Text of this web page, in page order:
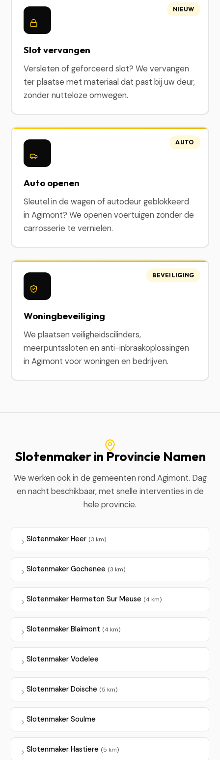
Slot vervangen
Versleten of geforceerd slot? We vervangen
ter plaatse met materiaal dat past bij uw deur,
zonder nutteloze omwegen.
NIEUW
Auto openen
Sleutel in de wagen of autodeur geblokkeerd
in Agimont? We openen voertuigen zonder de
carrosserie te vernielen.
AUTO
Woningbeveiliging
We plaatsen veiligheidscilinders,
meerpuntssloten en anti-inbraakoplossingen
in Agimont voor woningen en bedrijven.
BEVEILIGING
Slotenmaker in Provincie Namen
We werken ook in de gemeenten rond Agimont. Dag
en nacht beschikbaar, met snelle interventies in de
hele provincie.
Slotenmaker Heer (3 km)
Slotenmaker Gochenee (3 km)
Slotenmaker Hermeton Sur Meuse (4 km)
Slotenmaker Blaimont (4 km)
Slotenmaker Vodelee
Slotenmaker Doische (5 km)
Slotenmaker Soulme
Slotenmaker Hastiere (5 km)